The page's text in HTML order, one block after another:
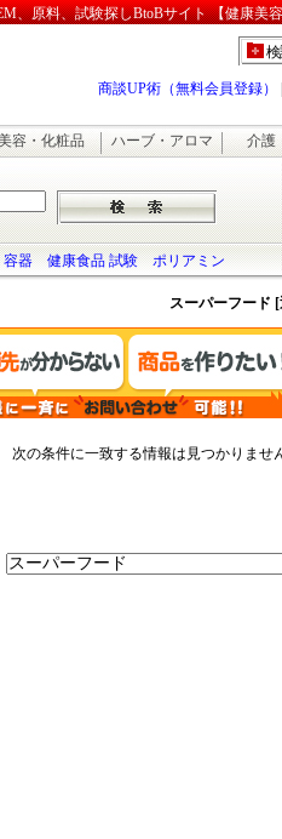
、原料、試験探しBtoBサイト 【健康美
商談UP術（無料会員登録）
容・化粧品 ハーブ・アロマ 介護
容器 健康食品 試験 ポリアミン
スーパーフード
次の条件に一致する情報は見つかりませ